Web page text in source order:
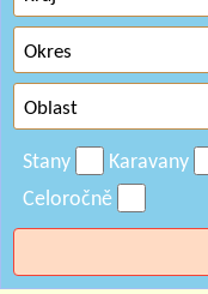
Stany Karavany
Celoročně